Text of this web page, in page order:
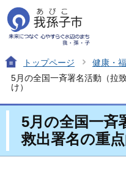
トップページ 健康・
5月の全国一斉署名活動（拉
け）
5月の全国一斉
救出署名の重点